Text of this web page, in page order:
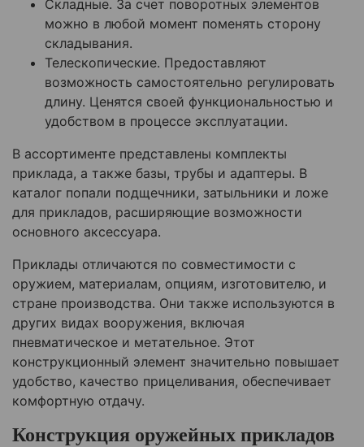
Складные. За счет поворотных элементов
можно в любой момент поменять сторону
складывания.
Телескопические. Предоставляют
возможность самостоятельно регулировать
длину. Ценятся своей функциональностью и
удобством в процессе эксплуатации.
В ассортименте представлены комплекты
приклада, а также базы, трубы и адаптеры. В
каталог попали подщечники, затыльники и ложе
для прикладов, расширяющие возможности
основного аксессуара.
Приклады отличаются по совместимости с
оружием, материалам, опциям, изготовителю, и
стране производства. Они также используются в
других видах вооружения, включая
пневматическое и метательное. Этот
конструкционный элемент значительно повышает
удобство, качество прицеливания, обеспечивает
комфортную отдачу.
Конструкция оружейных прикладов